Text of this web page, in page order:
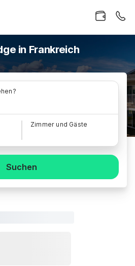
in Frankreich
Zimmer und Gäste
Suchen